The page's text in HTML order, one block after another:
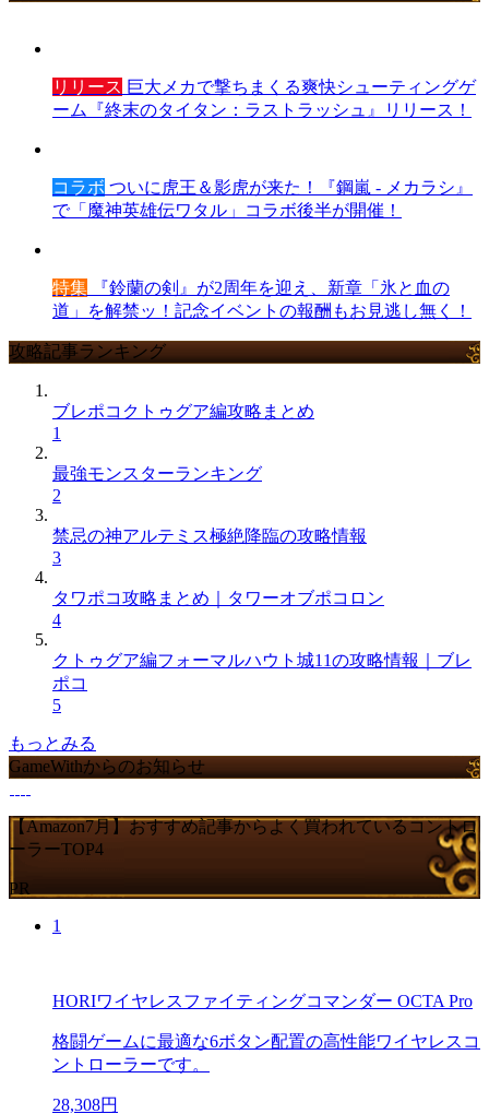
リリース 巨大メカで撃ちまくる爽快シューティングゲ
ーム『終末のタイタン：ラストラッシュ』リリース！
コラボ ついに虎王＆影虎が来た！『鋼嵐 - メカラシ』
で「魔神英雄伝ワタル」コラボ後半が開催！
特集 『鈴蘭の剣』が2周年を迎え、新章「氷と血の
道」を解禁ッ！記念イベントの報酬もお見逃し無く！
攻略記事ランキング
ブレポコクトゥグア編攻略まとめ
1
最強モンスターランキング
2
禁忌の神アルテミス極絶降臨の攻略情報
3
タワポコ攻略まとめ｜タワーオブポコロン
4
クトゥグア編フォーマルハウト城11の攻略情報｜ブレ
ポコ
5
もっとみる
GameWithからのお知らせ
【Amazon7月】おすすめ記事からよく買われているコントロ
ーラーTOP4
PR
1
HORIワイヤレスファイティングコマンダー OCTA Pro
格闘ゲームに最適な6ボタン配置の高性能ワイヤレスコ
ントローラーです。
28,308円